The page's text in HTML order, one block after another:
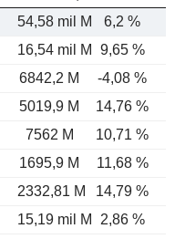
54,58 mil M 6,2 %
16,54 mil M 9,65 %
6842,2 M -4,08 %
5019,9 M 14,76 %
7562 M 10,71 %
1695,9 M 11,68 %
2332,81 M 14,79 %
15,19 mil M 2,86 %